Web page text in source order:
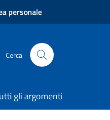
personale
Cerca
gli argomenti